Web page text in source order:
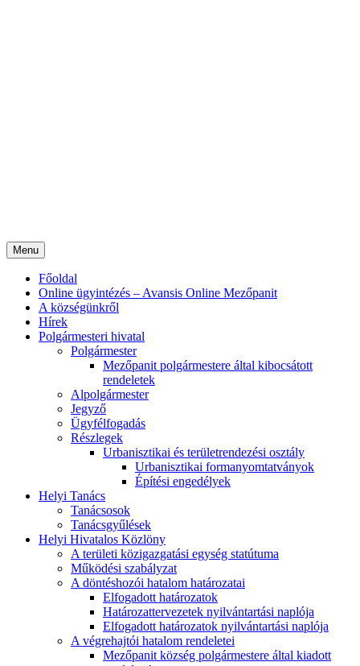
Menu
Főoldal
Online ügyintézés – Avansis Online Mezőpanit
A községünkről
Hírek
Polgármesteri hivatal
Polgármester
Mezőpanit polgármestere által kibocsátott
rendeletek
Alpolgármester
Jegyző
Ügyfélfogadás
Részlegek
Urbanisztikai és területrendezési osztály
Urbanisztikai formanyomtatványok
Építési engedélyek
Helyi Tanács
Tanácsosok
Tanácsgyűlések
Helyi Hivatalos Közlöny
A területi közigazgatási egység statútuma
Működési szabályzat
A döntéshozói hatalom határozatai
Elfogadott határozatok
Határozattervezetek nyilvántartási naplója
Elfogadott határozatok nyilvántartási naplója
A végrehajtói hatalom rendeletei
Mezőpanit község polgármestere által kiadott